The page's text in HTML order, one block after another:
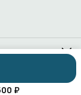
₽
338
Оферта